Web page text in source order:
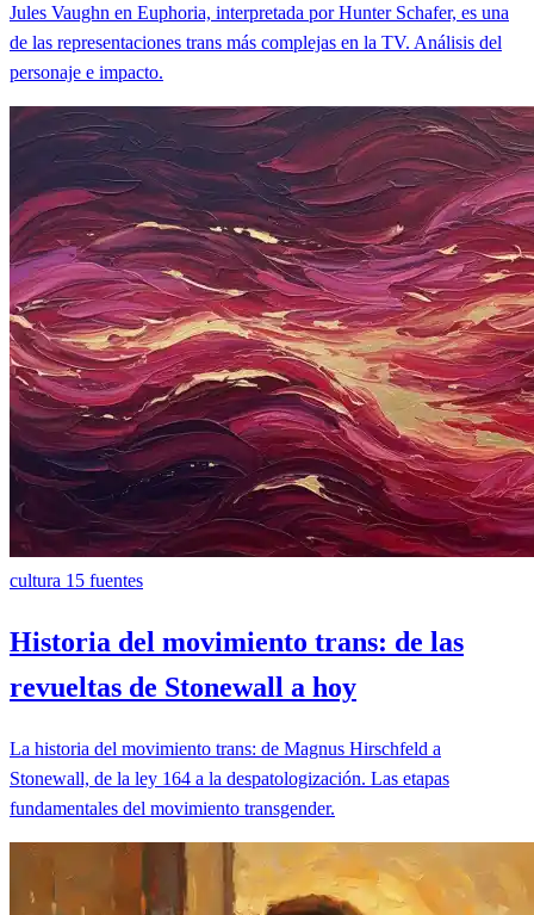
Jules Vaughn en Euphoria, interpretada por Hunter Schafer, es una
de las representaciones trans más complejas en la TV. Análisis del
personaje e impacto.
cultura 15 fuentes
Historia del movimiento trans: de las
revueltas de Stonewall a hoy
La historia del movimiento trans: de Magnus Hirschfeld a
Stonewall, de la ley 164 a la despatologización. Las etapas
fundamentales del movimiento transgender.